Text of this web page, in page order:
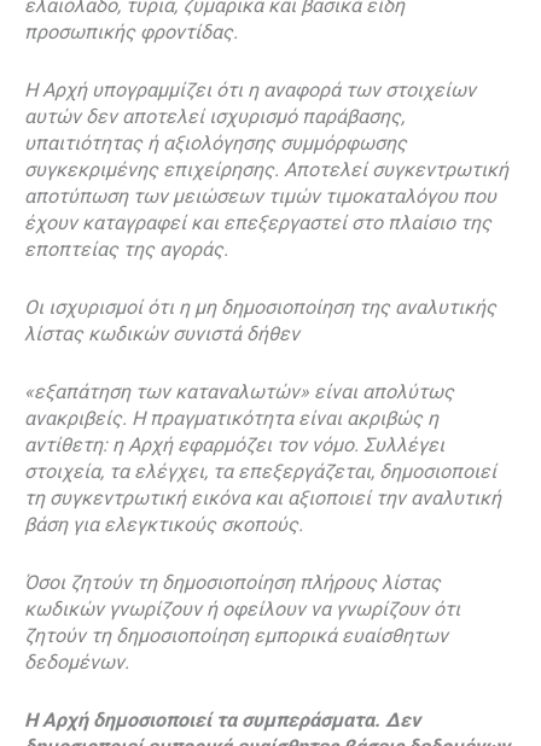
ελαιόλαδο, τυριά, ζυμαρικά και βασικά είδη
προσωπικής φροντίδας.
Η Αρχή υπογραμμίζει ότι η αναφορά των στοιχείων
αυτών δεν αποτελεί ισχυρισμό παράβασης,
υπαιτιότητας ή αξιολόγησης συμμόρφωσης
συγκεκριμένης επιχείρησης. Αποτελεί συγκεντρωτική
αποτύπωση των μειώσεων τιμών τιμοκαταλόγου που
έχουν καταγραφεί και επεξεργαστεί στο πλαίσιο της
εποπτείας της αγοράς.
Οι ισχυρισμοί ότι η μη δημοσιοποίηση της αναλυτικής
λίστας κωδικών συνιστά δήθεν
«εξαπάτηση των καταναλωτών» είναι απολύτως
ανακριβείς. Η πραγματικότητα είναι ακριβώς η
αντίθετη: η Αρχή εφαρμόζει τον νόμο. Συλλέγει
στοιχεία, τα ελέγχει, τα επεξεργάζεται, δημοσιοποιεί
τη συγκεντρωτική εικόνα και αξιοποιεί την αναλυτική
βάση για ελεγκτικούς σκοπούς.
Όσοι ζητούν τη δημοσιοποίηση πλήρους λίστας
κωδικών γνωρίζουν ή οφείλουν να γνωρίζουν ότι
ζητούν τη δημοσιοποίηση εμπορικά ευαίσθητων
δεδομένων.
Η Αρχή δημοσιοποιεί τα συμπεράσματα. Δεν